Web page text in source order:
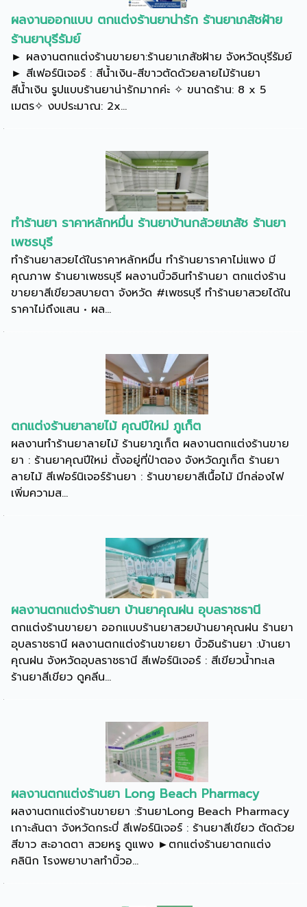
ผลงานออกแบบ ตกแต่งร้านยาน่ารัก ร้านยาเภสัชฝ้าย
ร้านยาบุรีรัมย์
► ผลงานตกแต่งร้านขายยา:ร้านยาเภสัชฝ้าย จังหวัดบุรีรัมย์
► สีเฟอร์นิเจอร์ : สีน้ำเงิน-สีขาวตัดด้วยลายไม้ร้านยา
สีน้ำเงิน รูปแบบร้านยาน่ารักมากค่ะ ✧ ขนาดร้าน: 8 x 5
เมตร✧ งบประมาณ: 2x...
ทำร้านยา ราคาหลักหมื่น ร้านยาบ้านกล้วยเภสัช ร้านยา
เพชรบุรี
ทำร้านยาสวยได้ในราคาหลักหมื่น ทำร้านยาราคาไม่แพง มี
คุณภาพ ร้านยาเพชรบุรี ผลงานบิ้วอินทำร้านยา ตกแต่งร้าน
ขายยาสีเขียวสบายตา จังหวัด #เพชรบุรี ทำร้านยาสวยได้ใน
ราคาไม่ถึงแสน • ผล...
ตกแต่งร้านยาลายไม้ คุณปีใหม่ ภูเก็ต
ผลงานทำร้านยาลายไม้ ร้านยาภูเก็ต ผลงานตกแต่งร้านขาย
ยา : ร้านยาคุณปีใหม่ ตั้งอยู่ที่ป่าตอง จังหวัดภูเก็ต ร้านยา
ลายไม้ สีเฟอร์นิเจอร์ร้านยา : ร้านขายยาสีเนื้อไม้ มีกล่องไฟ
เพิ่มความส...
ผลงานตกแต่งร้านยา บ้านยาคุณฝน อุบลราชธานี
ตกแต่งร้านขายยา ออกแบบร้านยาสวยบ้านยาคุณฝน ร้านยา
อุบลราชธานี ผลงานตกแต่งร้านขายยา บิ้วอินร้านยา :บ้านยา
คุณฝน จังหวัดอุบลราชธานี สีเฟอร์นิเจอร์ : สีเขียวน้ำทะเล
ร้านยาสีเขียว ดูคลีน...
ผลงานตกแต่งร้านยา Long Beach Pharmacy
ผลงานตกแต่งร้านขายยา :ร้านยาLong Beach Pharmacy
เกาะลันตา จังหวัดกระบี่ สีเฟอร์นิเจอร์ : ร้านยาสีเขียว ตัดด้วย
สีขาว สะอาดตา สวยหรู ดูแพง ►ตกแต่งร้านยาตกแต่ง
คลินิก โรงพยาบาลทำบิ้วอ...